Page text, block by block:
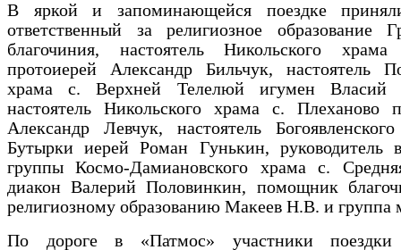
В яркой и запоминающейся поездке
ответственный за религиозное образование
благочиния, настоятель Никольского
протоиерей Александр Бильчук, настоятель
храма с. Верхней Телелюй игумен Власий
настоятель Никольского храма с. Плеханово
Александр Левчук, настоятель
Бутырки иерей Роман Гунькин, руководитель
группы Космо-Дамиановского храма с.
диакон Валерий Половинкин, помощник
религиозному образованию Макеев Н.В. и группа
По дороге в «Патмос» участники поездки